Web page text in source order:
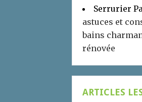
Serrurier
astuces et
bains
rénovée
ARTICLES